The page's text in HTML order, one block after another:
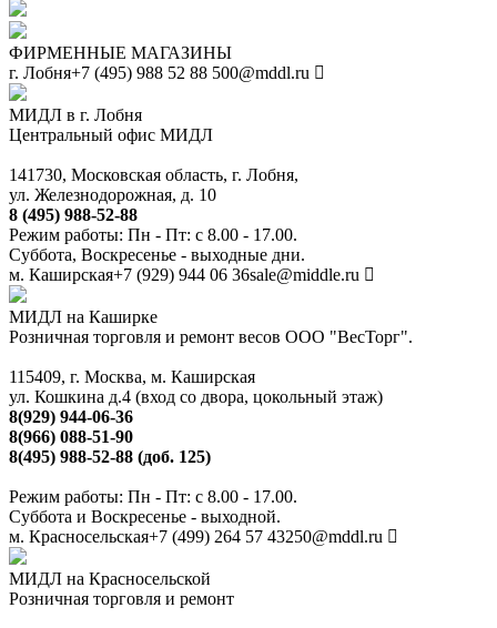
ФИРМЕННЫЕ МАГАЗИНЫ
г. Лобня+7 (495) 988 52 88 500@mddl.ru
МИДЛ в г. Лобня
Центральный офис МИДЛ
141730, Московская область, г. Лобня,
ул. Железнодорожная, д. 10
8 (495) 988-52-88
Режим работы: Пн - Пт: с 8.00 - 17.00.
Суббота, Воскресенье - выходные дни.
м. Каширская+7 (929) 944 06 36sale@middle.ru
МИДЛ на Каширке
Розничная торговля и ремонт весов ООО "ВесТорг".
115409, г. Москва, м. Каширская
ул. Кошкина д.4 (вход со двора, цокольный этаж)
8(929) 944-06-36
8(966) 088-51-90
8(495) 988-52-88 (доб. 125)
Режим работы: Пн - Пт: с 8.00 - 17.00.
Суббота и Воскресенье - выходной.
м. Красносельская+7 (499) 264 57 43250@mddl.ru
МИДЛ на Красносельской
Розничная торговля и ремонт